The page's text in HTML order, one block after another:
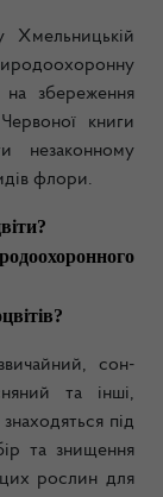
Хмельницькій
на збереження
книги
незаконному
флори.
сон-
та інші,
під
та знищення
цих рослин для